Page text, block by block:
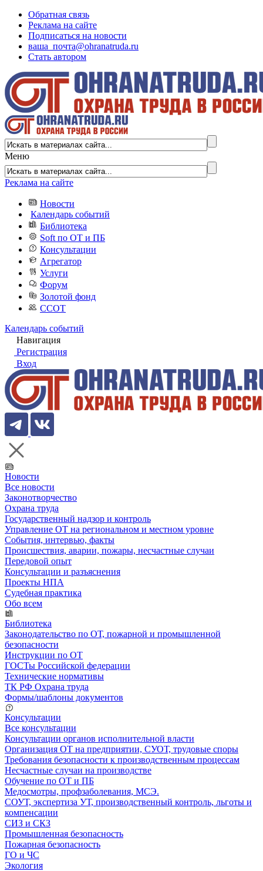
Обратная связь
Реклама на сайте
Подписаться на новости
ваша_почта@ohranatruda.ru
Стать автором
Меню
Реклама на сайте
Новости
Календарь событий
Библиотека
Soft по ОТ и ПБ
Консультации
Агрегатор
Услуги
Форум
Золотой фонд
ССОТ
Календарь событий
Навигация
Регистрация
Вход
Новости
Все новости
Законотворчество
Охрана труда
Государственный надзор и контроль
Управление ОТ на региональном и местном уровне
События, интервью, факты
Происшествия, аварии, пожары, несчастные случаи
Передовой опыт
Консультации и разъяснения
Проекты НПА
Судебная практика
Обо всем
Библиотека
Законодательство по ОТ, пожарной и промышленной
безопасности
Инструкции по ОТ
ГОСТы Российской федерации
Технические нормативы
ТК РФ Охрана труда
Формы/шаблоны документов
Консультации
Все консультации
Консультации органов исполнительной власти
Организация ОТ на предприятии, СУОТ, трудовые споры
Требования безопасности к производственным процессам
Несчастные случаи на производстве
Обучение по ОТ и ПБ
Медосмотры, профзаболевания, МСЭ.
СОУТ, экспертиза УТ, производственный контроль, льготы и
компенсации
СИЗ и СКЗ
Промышленная безопасность
Пожарная безопасность
ГО и ЧС
Экология